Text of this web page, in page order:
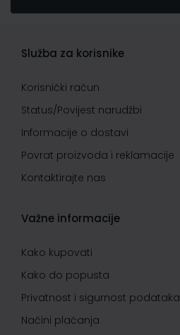
Služba za korisnike
Korisnički račun
Status/Povijest narudžbi
Informacije o dostavi
Povrat proizvoda i reklamacije
Kontaktirajte nas
Važne informacije
Kako kupovati
Kako do popusta
Privatnost i sigurnost podataka
Načini plaćanja